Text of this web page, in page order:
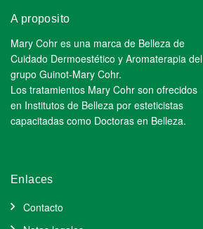
A proposito
Mary Cohr es una marca de Belleza de
Cuidado Dermoestético y Aromaterapia del
grupo Guinot-Mary Cohr.
Los tratamientos Mary Cohr son ofrecidos
en Institutos de Belleza por esteticistas
capacitadas como Doctoras en Belleza.
Enlaces
Contacto